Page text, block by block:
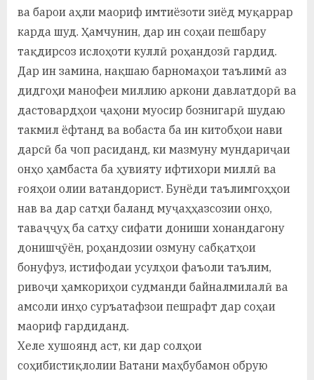
ва барои аҳли маориф имтиёзоти зиёд муқаррар
карда шуд. Ҳамчунин, дар ин соҳаи пешбару
тақдирсоз ислоҳоти куллӣ роҳандозӣ гардид.
Дар ин замина, нақшаю барномаҳои таълимӣ аз
дидгоҳи манофеи миллию аркони давлатдорӣ ва
дастовардҳои ҷаҳони муосир бознигарӣ шудаю
такмил ёфтанд ва вобаста ба ин китобҳои нави
дарсӣ ба чоп расиданд, ки мазмуну мундариҷаи
онҳо ҳамбаста ба ҳувияту ифтихори миллӣ ва
ғояҳои олии ватандорист. Бунёди таълимгоҳҳои
нав ва дар сатҳи баланд муҷаҳҳазсозии онҳо,
таваҷҷуҳ ба сатҳу сифати дониши хонандагону
донишҷӯён, роҳандозии озмуну сабқатҳои
бонуфуз, истифодаи усулҳои фаъоли таълим,
ривоҷи ҳамкориҳои судманди байналмилалӣ ва
амсоли инҳо суръатафзои пешрафт дар соҳаи
маориф гардиданд.
Хеле хушоянд аст, ки дар солҳои
соҳибистиқлолии Ватани маҳбубамон обрую